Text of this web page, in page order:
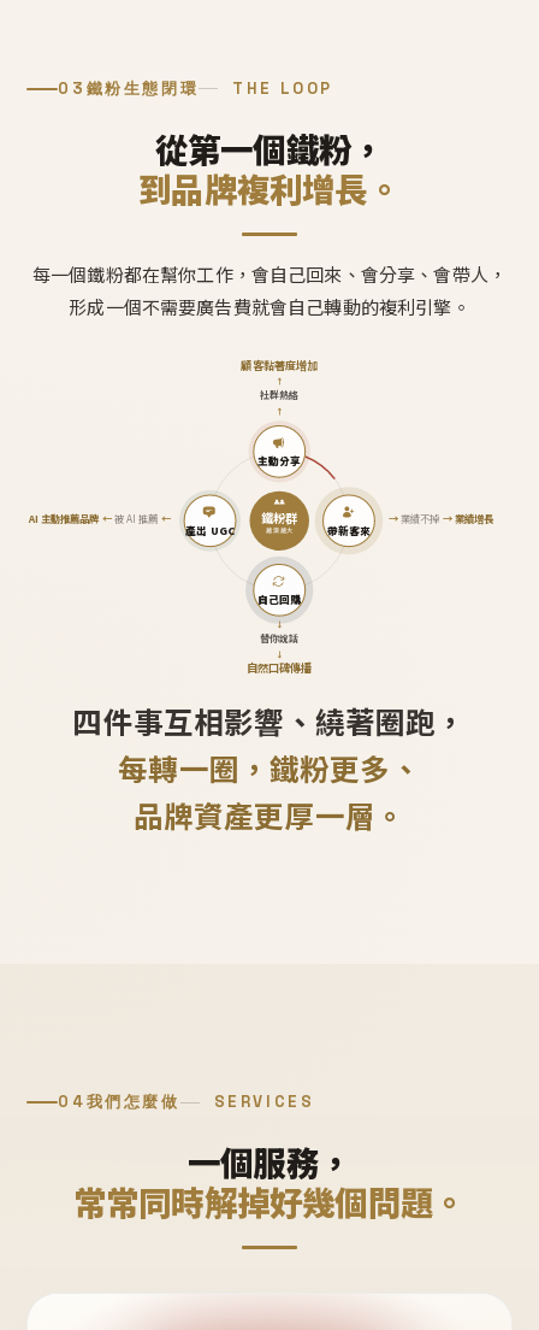
03 鐵粉生態閉環 THE LOOP
從第一個鐵粉，
到品牌複利增長。
每一個鐵粉都在幫你工作，會自己回來、會分享、會帶人，
形成一個不需要廣告費就會自己轉動的複利引擎。
鐵粉群
越滾越大
主動分享
↑
社群熱絡
↑
顧客黏著度增加
帶新客來
→業績不掉 →業績增長
自己回購
↓
替你說話
↓
自然口碑傳播
產出 UGC
AI 主動推薦品牌←被 AI 推薦 ←
四件事互相影響、繞著圈跑，
每轉一圈，鐵粉更多、
品牌資產更厚一層。
04我們怎麼做 SERVICES
一個服務，
常常同時解掉好幾個問題。